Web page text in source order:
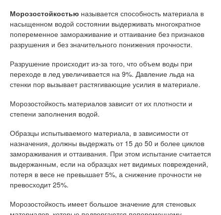
Морозостойкостью называется способность материала в
насыщенном водой состоянии выдерживать многократное
попеременное замораживание и оттаивание без признаков
разрушения и без значительного понижения прочности.
Разрушение происходит из-за того, что объем воды при
переходе в лед увеличивается на 9%. Давление льда на
стенки пор вызывает растягивающие усилия в материале.
Морозостойкость материалов зависит от их плотности и
степени заполнения водой.
Образцы испытываемого материала, в зависимости от
назначения, должны выдержать от 15 до 50 и более циклов
замораживания и оттаивания. При этом испытание считается
выдержанным, если на образцах нет видимых повреждений,
потеря в весе не превышает 5%, а снижение прочности не
превосходит 25%.
Морозостойкость имеет большое значение для стеновых